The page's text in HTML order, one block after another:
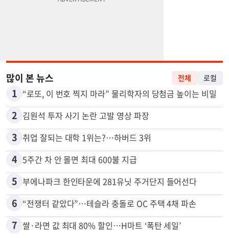
많이 본 뉴스 전체 로컬
1 “로또, 이 번호 찍지 마라” 물리학자의 당첨금 높이는 비밀
2 김원석 투자 사기 논란 고발 영상 파장
3 취업 잘되는 대학 1위는?…하버드 3위
4 5주간 차 안 몰면 최대 600불 지급
5 부에나파크 한인타운에 281유닛 주거단지 들어선다
6 “전쟁터 같았다”…테슬라 충돌로 OC 주택 4채 파손
7 쌀·라면 값 최대 80% 할인…H마트 ‘폭탄 세일’